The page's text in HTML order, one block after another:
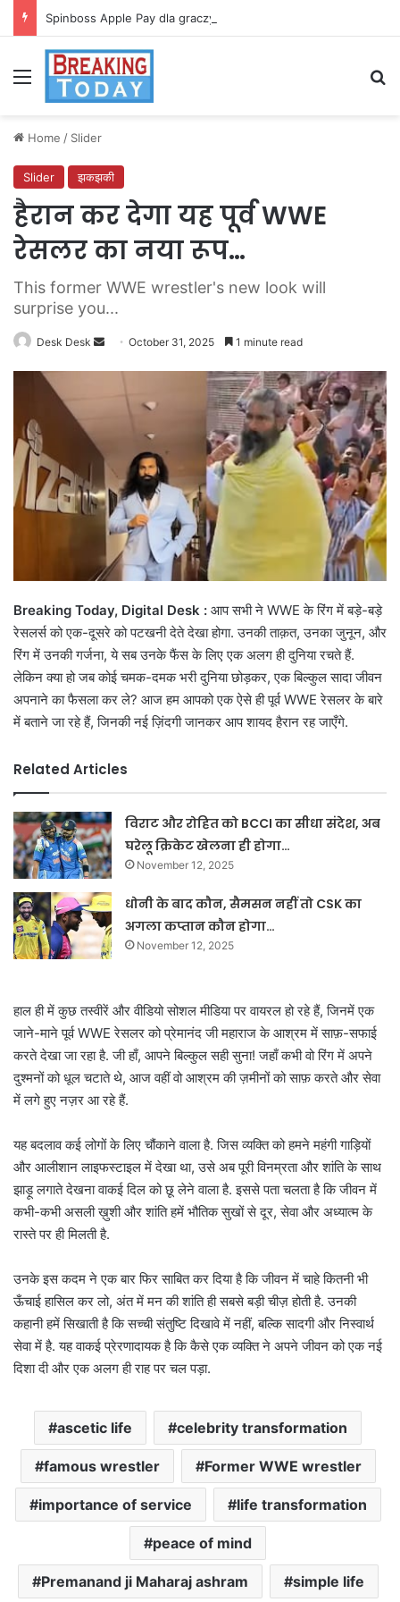
Spinboss Apple Pay dla graczy na iPhone
Menu
Home / Slider
Slider झकझकी
हैरान कर देगा यह पूर्व WWE
रेसलर का नया रूप…
This former WWE wrestler's new look will
surprise you...
Desk Desk
SendOctober 31, 2025 1 minute read
Breaking Today, Digital Desk : आप सभी ने WWE के रिंग में बड़े-बड़े
रेसलर्स को एक-दूसरे को पटखनी देते देखा होगा. उनकी ताक़त, उनका जुनून, और
रिंग में उनकी गर्जना, ये सब उनके फैंस के लिए एक अलग ही दुनिया रचते हैं.
लेकिन क्या हो जब कोई चमक-दमक भरी दुनिया छोड़कर, एक बिल्कुल सादा जीवन
अपनाने का फैसला कर ले? आज हम आपको एक ऐसे ही पूर्व WWE रेसलर के बारे
में बताने जा रहे हैं, जिनकी नई ज़िंदगी जानकर आप शायद हैरान रह जाएँगे.
Related Articles
विराट और रोहित को BCCI का सीधा संदेश, अब
घरेलू क्रिकेट खेलना ही होगा…
November 12, 2025
धोनी के बाद कौन, सैमसन नहीं तो CSK का
अगला कप्तान कौन होगा…
November 12, 2025
हाल ही में कुछ तस्वीरें और वीडियो सोशल मीडिया पर वायरल हो रहे हैं, जिनमें एक
जाने-माने पूर्व WWE रेसलर को प्रेमानंद जी महाराज के आश्रम में साफ़-सफाई
करते देखा जा रहा है. जी हाँ, आपने बिल्कुल सही सुना! जहाँ कभी वो रिंग में अपने
दुश्मनों को धूल चटाते थे, आज वहीं वो आश्रम की ज़मीनों को साफ़ करते और सेवा
में लगे हुए नज़र आ रहे हैं.
यह बदलाव कई लोगों के लिए चौंकाने वाला है. जिस व्यक्ति को हमने महंगी गाड़ियों
और आलीशान लाइफस्टाइल में देखा था, उसे अब पूरी विनम्रता और शांति के साथ
झाड़ू लगाते देखना वाकई दिल को छू लेने वाला है. इससे पता चलता है कि जीवन में
कभी-कभी असली ख़ुशी और शांति हमें भौतिक सुखों से दूर, सेवा और अध्यात्म के
रास्ते पर ही मिलती है.
उनके इस कदम ने एक बार फिर साबित कर दिया है कि जीवन में चाहे कितनी भी
ऊँचाई हासिल कर लो, अंत में मन की शांति ही सबसे बड़ी चीज़ होती है. उनकी
कहानी हमें सिखाती है कि सच्ची संतुष्टि दिखावे में नहीं, बल्कि सादगी और निस्वार्थ
सेवा में है. यह वाकई प्रेरणादायक है कि कैसे एक व्यक्ति ने अपने जीवन को एक नई
दिशा दी और एक अलग ही राह पर चल पड़ा.
ascetic life celebrity transformation
famous wrestler Former WWE wrestler
importance of service life transformation
peace of mind
Premanand ji Maharaj ashram simple life